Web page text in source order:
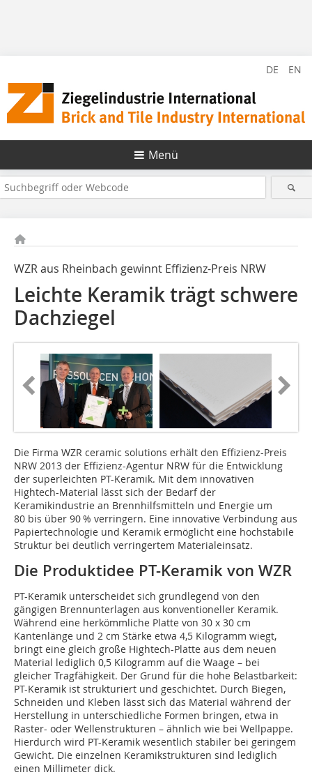
DE EN
Menü
WZR aus Rheinbach gewinnt Effizienz-Preis NRW
Leichte Keramik trägt schwere
Dachziegel
Die Firma WZR ceramic solutions erhält den Effizienz-Preis
NRW 2013 der Effizienz-Agentur NRW für die Entwicklung
der superleichten PT-Keramik. Mit dem innovativen
Hightech-Material lässt sich der Bedarf der
Keramikindustrie an Brennhilfsmitteln und Energie um
80 bis über 90 % verringern. Eine innovative Verbindung aus
Papiertechnologie und Keramik ermöglicht eine hochstabile
Struktur bei deutlich verringertem Materialeinsatz.
Die Produktidee ­PT-Keramik von WZR
PT-Keramik unterscheidet sich grundlegend von den
gängigen Brennunterlagen aus konventioneller Keramik.
Während eine herkömmliche Platte von 30 x 30 cm
Kantenlänge und 2 cm Stärke etwa 4,5 Kilogramm wiegt,
bringt eine gleich große Hightech-Platte aus dem neuen
Material lediglich 0,5 Kilogramm auf die Waage – bei
gleicher Tragfähigkeit. Der Grund für die hohe Belastbarkeit:
PT-Keramik ist strukturiert und geschichtet. Durch Biegen,
Schneiden und Kleben lässt sich das Material während der
Herstellung in unterschiedliche Formen bringen, etwa in
Raster- oder Wellenstrukturen – ähnlich wie bei Wellpappe.
Hierdurch wird PT-Keramik wesentlich stabiler bei geringem
Gewicht. Die einzelnen Keramikstrukturen sind lediglich
einen Millimeter dick.